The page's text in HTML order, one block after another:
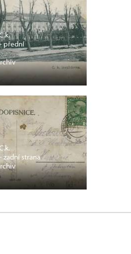
přední
zadní strana